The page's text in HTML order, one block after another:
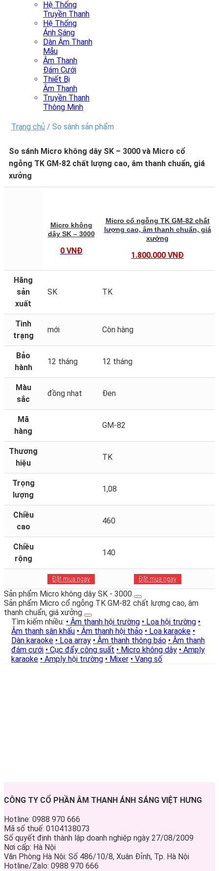
Hệ Thống
Truyền Thanh
Hệ Thống
Ánh Sáng
Dàn Âm Thanh
Mẫu
Âm Thanh
Đám Cưới
Thiết Bị
Âm Thanh
Truyền Thanh
Thông Minh
Trang chủ / So sánh sản phẩm
So sánh Micro không dây SK – 3000 và Micro cổ
ngỗng TK GM-82 chất lượng cao, âm thanh chuẩn, giá
xưởng
Micro không
dây SK – 3000
0 VNĐ
Micro cổ ngỗng TK GM-82 chất
lượng cao, âm thanh chuẩn, giá
xưởng
1.800.000 VNĐ
Hãng
sản
xuất
SK TK
Tình
trạng
mới Còn hàng
Bảo
hành
12 tháng 12 tháng
Màu
sắc
đồng nhạt Đen
Mã
hàng
GM-82
Thương
hiệu
TK
Trọng
lượng
1,08
Chiều
cao
460
Chiều
rộng
140
Đặt mua ngay Đặt mua ngay
Sản phẩm Micro không dây SK - 3000
Sản phẩm Micro cổ ngỗng TK GM-82 chất lượng cao, âm
thanh chuẩn, giá xưởng
Tìm kiếm nhiều: • Âm thanh hội trường • Loa hội trường •
Âm thanh sân khấu • Âm thanh hội thảo • Loa karaoke •
Dàn karaoke • Loa array • Âm thanh thông báo • Âm thanh
đám cưới • Cục đẩy công suất • Micro không dây • Amply
karaoke • Amply hội trường • Mixer • Vang số
CÔNG TY CỔ PHẦN ÂM THANH ÁNH SÁNG VIỆT HƯNG
Hotline: 0988 970 666
Mã số thuế: 0104138073
Số quyết định thành lập doanh nghiệp ngày 27/08/2009
Nơi cấp: Hà Nội
Văn Phòng Hà Nội: Số 486/10/8, Xuân Đỉnh, Tp. Hà Nội
Hotline/Zalo: 0988 970 666